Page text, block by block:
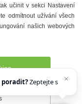
učinit v sekci Nastavení
odmítnout užívání všech
našich webových
se našeho asis